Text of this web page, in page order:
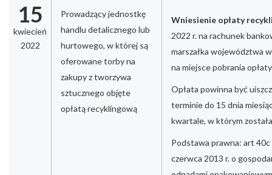
15
kwiecień
2022
Prowadzący jednostkę
handlu detalicznego lub
hurtowego, w której są
oferowane torby na
zakupy z tworzywa
sztucznego objęte
opłatą recyklingową
Wniesienie opłaty
2022 r. na rachunek
marszałka województwa
na miejsce pobrania
Opłata powinna być
terminie do 15 dnia
kwartale, w którym
Podstawa prawna: art
czerwca 2013 r. o